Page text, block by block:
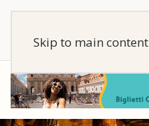
Skip to main content